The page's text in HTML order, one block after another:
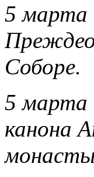
5 марта
Соборе.
5 марта
канона